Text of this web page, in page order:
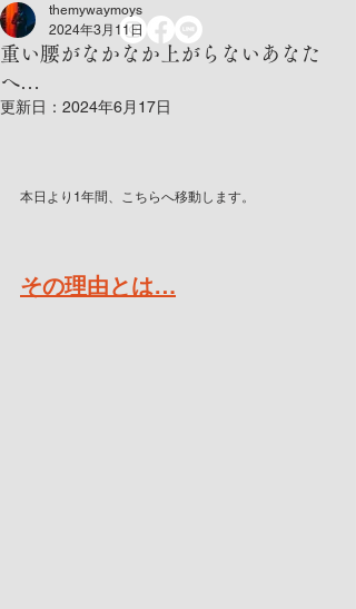
重い腰がなかなか上がらないあなた
へ…
themywaymoys
2024年3月11日
更新日： 2024年6月17日
本日より1年間、こちらへ移動します。
その理由とは…